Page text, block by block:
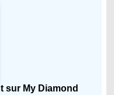
sur My Diamond